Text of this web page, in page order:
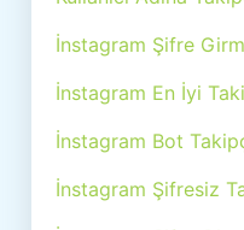
İnstagram Şifre
İnstagram En İyi
İnstagram Bot
İnstagram Şifresiz